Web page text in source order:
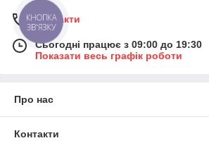
Контакти
Сьогодні працює з 09:00 до 19:30
Показати весь графік роботи
Про нас
Контакти
КНОПКА
ЗВ'ЯЗКУ